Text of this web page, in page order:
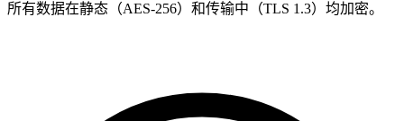
所有数据在静态（AES-256）和传输中（TLS 1.3）均加密。